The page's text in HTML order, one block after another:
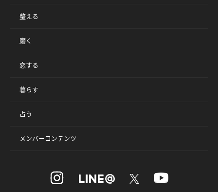
整える
磨く
恋する
暮らす
占う
メンバーコンテンツ